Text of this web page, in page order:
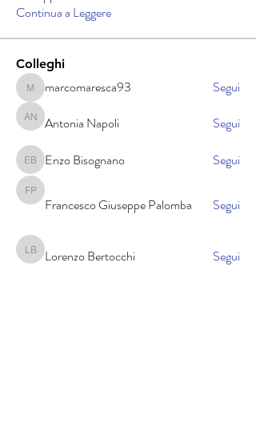
Continua a Leggere
Colleghi
marcomaresca93
marcomaresca93 Segui
Antonia Napoli
Antonia Napoli Segui
Enzo Bisognano
Enzo Bisognano Segui
Francesco Giuseppe Palomba
Francesco Giuseppe Palomba Segui
Lorenzo Bertocchi
Lorenzo Bertocchi
Segui